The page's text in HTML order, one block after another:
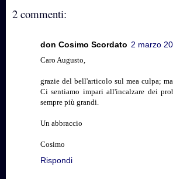
2 commenti:
don Cosimo Scordato 2 marzo
Caro Augusto,
grazie del bell'articolo sul mea culpa;
Ci sentiamo impari all'incalzare dei
sempre più grandi.
Un abbraccio
Cosimo
Rispondi